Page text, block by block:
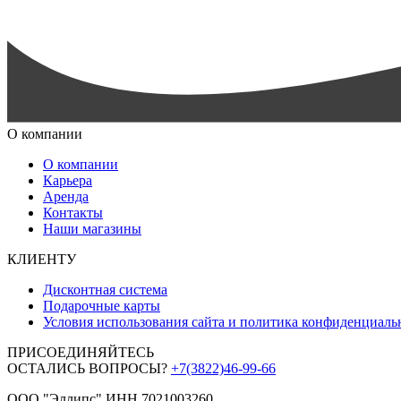
О компании
О компании
Карьера
Аренда
Контакты
Наши магазины
КЛИЕНТУ
Дисконтная система
Подарочные карты
Условия использования сайта и политика
ПРИСОЕДИНЯЙТЕСЬ
ОСТАЛИСЬ ВОПРОСЫ? +7(3822)46-99-66